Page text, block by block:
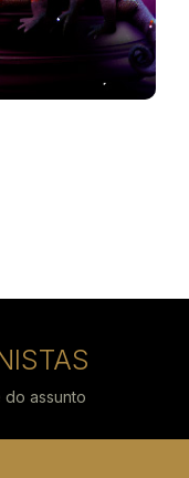
assunto